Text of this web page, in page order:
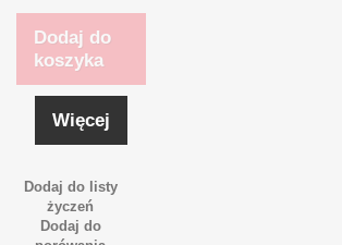
Dodaj do
koszyka
Więcej
Dodaj do listy
życzeń
Dodaj do